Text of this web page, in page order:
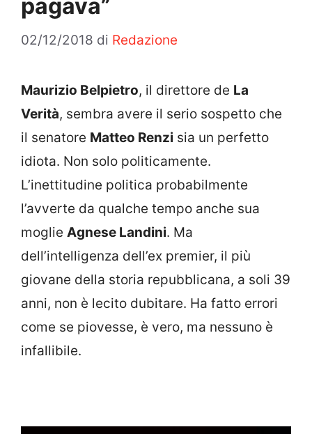
pagava”
02/12/2018 di Redazione
Maurizio Belpietro, il direttore de La
Verità, sembra avere il serio sospetto che
il senatore Matteo Renzi sia un perfetto
idiota. Non solo politicamente.
L’inettitudine politica probabilmente
l’avverte da qualche tempo anche sua
moglie Agnese Landini. Ma
dell’intelligenza dell’ex premier, il più
giovane della storia repubblicana, a soli 39
anni, non è lecito dubitare. Ha fatto errori
come se piovesse, è vero, ma nessuno è
infallibile.